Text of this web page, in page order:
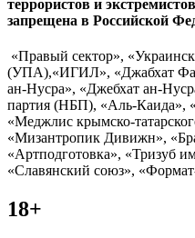
террористов и
запрещена в Российской
«Правый сектор»,
(УПА),«ИГИЛ», «Джабхат
ан-Нусра», «Джебхат ан-
партия (НБП), «Аль-
«Меджлис крымско-
«Мизантропик Дивижн»,
«Артподготовка», «Тризуб
«Славянский союз»,
18+